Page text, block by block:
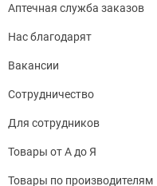
Аптечная служба заказов
Нас благодарят
Вакансии
Сотрудничество
Для сотрудников
Товары от А до Я
Товары по производителям